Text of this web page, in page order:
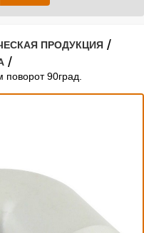
ПРОДУКЦИЯ /
/
90град.